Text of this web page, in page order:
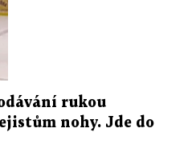
rukou
nohy. Jde do